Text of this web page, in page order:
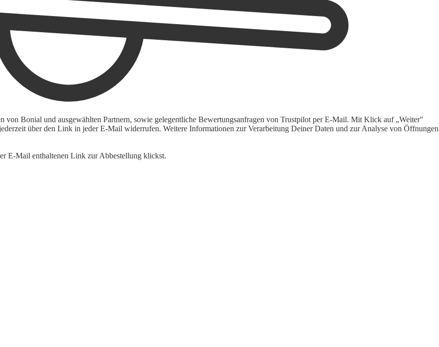
von Bonial und ausgewählten Partnern, sowie gelegentliche Bewertungsanfragen von Trustpilot per E-Mail. Mit Klick auf „Weiter"
über den Link in jeder E-Mail widerrufen. Weitere Informationen zur Verarbeitung Deiner Daten und zur Analyse von Öffnungen
E-Mail enthaltenen Link zur Abbestellung klickst.